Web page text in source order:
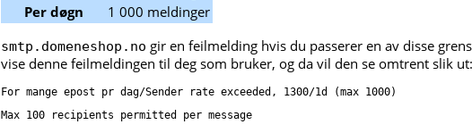
Per døgn
1 000 meldinger
smtp.domeneshop.no gir en feilmelding hvis du passerer en av disse
vise denne feilmeldingen til deg som bruker, og da vil den se omtrent slik ut: